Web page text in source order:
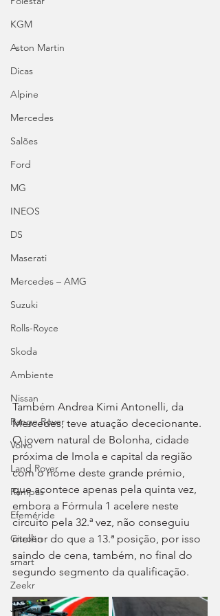
KGM
Aston Martin
Dicas
Alpine
Mercedes
Salões
Ford
MG
INEOS
DS
Maserati
Mercedes – AMG
Suzuki
Rolls-Royce
Skoda
Ambiente
Nissan
Range Rover
Volvo
Land Rover
Rampas
Efeméride
Citroën
smart
Zeekr
Jaguar
Também Andrea Kimi Antonelli, da
Mercedes, teve atuação dececionante.
O jovem natural de Bolonha, cidade
próxima de Imola e capital da região
com o nome deste grande prémio,
que acontece apenas pela quinta vez,
embora a Fórmula 1 acelere neste
circuito pela 32.ª vez, não conseguiu
melhor do que a 13.ª posição, por isso
saindo de cena, também, no final do
segundo segmento da qualificação.